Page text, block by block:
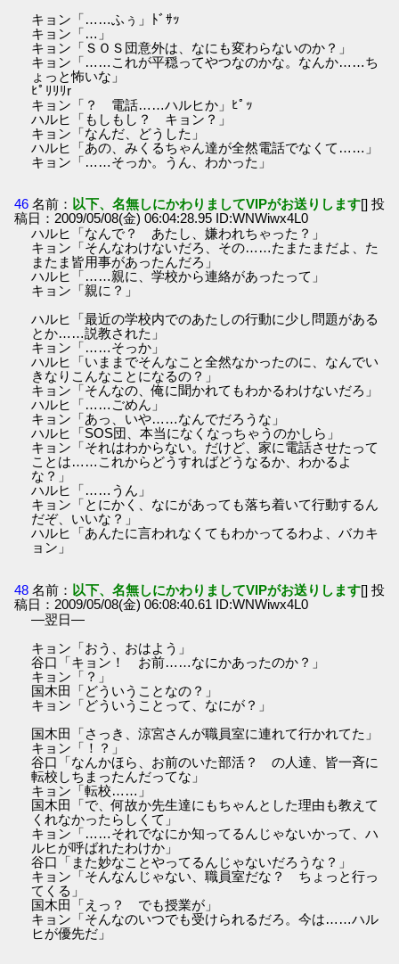
キョン「……ふぅ」ﾄﾞｻｯ
キョン「…」
キョン「ＳＯＳ団意外は、なにも変わらないのか？」
キョン「……これが平穏ってやつなのかな。なんか……ち
ょっと怖いな」
ﾋﾟﾘﾘﾘr
キョン「？ 電話……ハルヒか」ﾋﾟｯ
ハルヒ「もしもし？ キョン？」
キョン「なんだ、どうした」
ハルヒ「あの、みくるちゃん達が全然電話でなくて……」
キョン「……そっか。うん、わかった」
46 名前： 以下、名無しにかわりましてVIPがお送りします[] 投
稿日：2009/05/08(金) 06:04:28.95 ID:WNWiwx4L0
ハルヒ「なんで？ あたし、嫌われちゃった？」
キョン「そんなわけないだろ、その……たまたまだよ、た
またま皆用事があったんだろ」
ハルヒ「……親に、学校から連絡があったって」
キョン「親に？」
ハルヒ「最近の学校内でのあたしの行動に少し問題がある
とか……説教された」
キョン「……そっか」
ハルヒ「いままでそんなこと全然なかったのに、なんでい
きなりこんなことになるの？」
キョン「そんなの、俺に聞かれてもわかるわけないだろ」
ハルヒ「……ごめん」
キョン「あっ、いや……なんでだろうな」
ハルヒ「SOS団、本当になくなっちゃうのかしら」
キョン「それはわからない。だけど、家に電話させたって
ことは……これからどうすればどうなるか、わかるよ
な？」
ハルヒ「……うん」
キョン「とにかく、なにがあっても落ち着いて行動するん
だぞ、いいな？」
ハルヒ「あんたに言われなくてもわかってるわよ、バカキ
ョン」
48 名前： 以下、名無しにかわりましてVIPがお送りします[] 投
稿日：2009/05/08(金) 06:08:40.61 ID:WNWiwx4L0
―翌日―
キョン「おう、おはよう」
谷口「キョン！ お前……なにかあったのか？」
キョン「？」
国木田「どういうことなの？」
キョン「どういうことって、なにが？」
国木田「さっき、涼宮さんが職員室に連れて行かれてた」
キョン「！？」
谷口「なんかほら、お前のいた部活？ の人達、皆一斉に
転校しちまったんだってな」
キョン「転校……」
国木田「で、何故か先生達にもちゃんとした理由も教えて
くれなかったらしくて」
キョン「……それでなにか知ってるんじゃないかって、ハ
ルヒが呼ばれたわけか」
谷口「また妙なことやってるんじゃないだろうな？」
キョン「そんなんじゃない、職員室だな？ ちょっと行っ
てくる」
国木田「えっ？ でも授業が」
キョン「そんなのいつでも受けられるだろ。今は……ハル
ヒが優先だ」